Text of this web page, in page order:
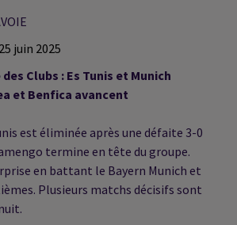
juin 2025
Clubs : Es Tunis et Munich
et Benfica avancent
est éliminée après une défaite 3-0
termine en tête du groupe.
en battant le Bayern Munich et
Plusieurs matchs décisifs sont